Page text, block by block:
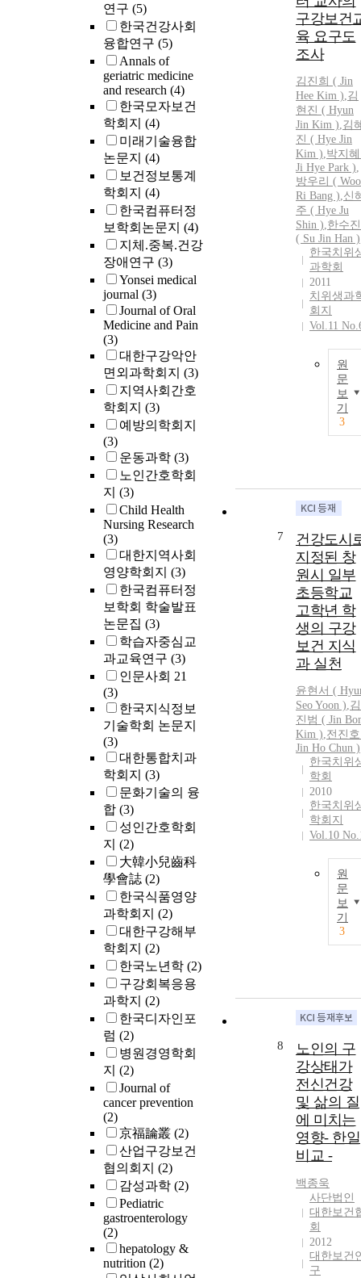
연구 (5)
한국건강사회
융합연구 (5)
Annals of
geriatric medicine
and research (4)
한국모자보건
학회지 (4)
미래기술융합
논문지 (4)
보건정보통계
학회지 (4)
한국컴퓨터정
보학회논문지 (4)
지체.중복.건강
장애연구 (3)
Yonsei medical
journal (3)
Journal of Oral
Medicine and Pain
(3)
대한구강악안
면외과학회지 (3)
지역사회간호
학회지 (3)
예방의학회지
(3)
운동과학 (3)
노인간호학회
지 (3)
Child Health
Nursing Research
(3)
대한지역사회
영양학회지 (3)
한국컴퓨터정
보학회 학술발표
논문집 (3)
학습자중심교
과교육연구 (3)
인문사회 21
(3)
한국지식정보
기술학회 논문지
(3)
대한통합치과
학회지 (3)
문화기술의 융
합 (3)
성인간호학회
지 (2)
大韓小兒齒科
學會誌 (2)
한국식품영양
과학회지 (2)
대한구강해부
학회지 (2)
한국노년학 (2)
구강회복응용
과학지 (2)
한국디자인포
럼 (2)
병원경영학회
지 (2)
Journal of
cancer prevention
(2)
京福論叢 (2)
산업구강보건
협의회지 (2)
감성과학 (2)
Pediatric
gastroenterology
(2)
hepatology &
nutrition (2)
구강보건
육 요구도
조사
김진희 ( Jin
Hee Kim ),김
현진 ( Hyun
Jin Kim ),김
진 ( Hye Jin
Kim ),박지
Ji Hye Park ),
방우리 ( Woo
Ri Bang ),신
주 ( Hye Ju
Shin ),한수진
( Su Jin Han )
한국치위
과학회
2011
치위생과
회지
Vol.11
원
문
보
기
3
7
건강도시
지정된 창
원시 일부
초등학교
고학년 학
생의 구강
보건 지식
과 실천
윤현서 (
Seo Yoon ),김
진범 ( Jin
Kim ),전진
Jin Ho Chun )
한국치위
학회
2010
한국치위
학회지
Vol.10
원
문
보
기
3
8
노인의 구
강상태가
전신건강
및 삶의 질
에 미치는
영향- 한일
비교 -
백종욱
사단법인
대한보건
회
2012
대한보건
구